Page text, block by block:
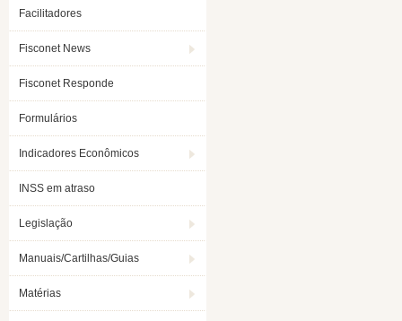
Facilitadores
Fisconet News
Fisconet Responde
Formulários
Indicadores Econômicos
INSS em atraso
Legislação
Manuais/Cartilhas/Guias
Matérias